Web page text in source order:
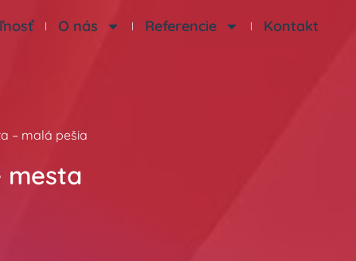
O nás Referencie Kontakt
– malá pešia
mesta